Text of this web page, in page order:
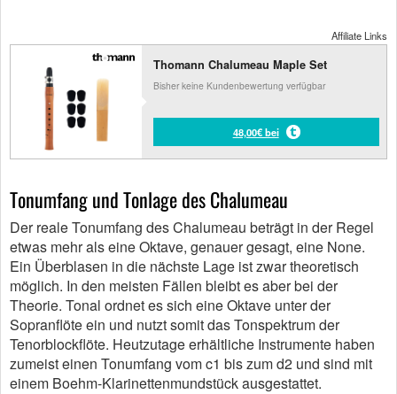
Affiliate Links
Thomann Chalumeau Maple Set
Bisher keine Kundenbewertung verfügbar
48,00€ bei
Tonumfang und Tonlage des Chalumeau
Der reale Tonumfang des Chalumeau beträgt in der Regel
etwas mehr als eine Oktave, genauer gesagt, eine None.
Ein Überblasen in die nächste Lage ist zwar theoretisch
möglich. In den meisten Fällen bleibt es aber bei der
Theorie. Tonal ordnet es sich eine Oktave unter der
Sopranflöte ein und nutzt somit das Tonspektrum der
Tenorblockflöte. Heutzutage erhältliche Instrumente haben
zumeist einen Tonumfang vom c1 bis zum d2 und sind mit
einem Boehm-Klarinettenmundstück ausgestattet.